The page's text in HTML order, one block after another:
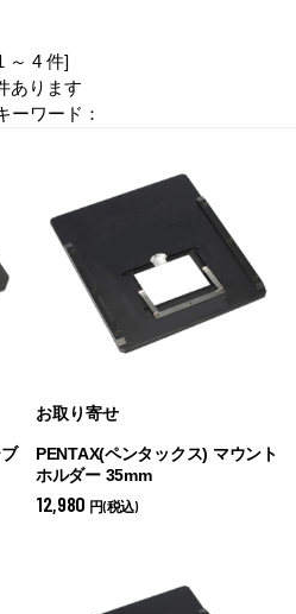
～ 4 件]
あります
ーワード：
お取り寄せ
PENTAX(ペンタックス) マウント
ホルダー 35mm
12,980 円(税込)